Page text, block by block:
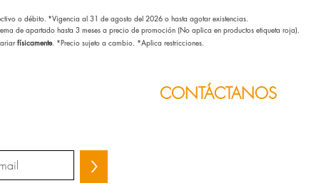
o débito. *Vigencia al 31 de agosto del 2026 o hasta agotar existencias.
de apartado hasta 3 meses a precio de promoción (No aplica en productos etiqueta roja).
físicamente. *Precio sujeto a cambio. *Aplica restricciones.
>
CONTÁCTANOS